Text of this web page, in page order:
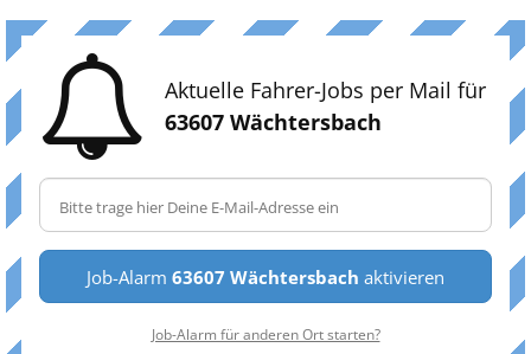
Aktuelle Fahrer-Jobs per Mail für
63607 Wächtersbach
Job-Alarm 63607 Wächtersbach aktivieren
Job-Alarm für anderen Ort starten?